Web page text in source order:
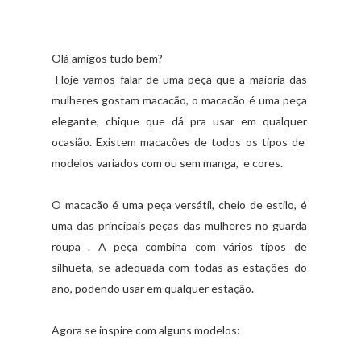
Olá amigos tudo bem?
Hoje vamos falar de uma peça que a maioria das
mulheres gostam macacão, o macacão é uma peça
elegante, chique que dá pra usar em qualquer
ocasião. Existem macacões de todos os tipos de
modelos variados com ou sem manga, e cores.
O macacão é uma peça versátil, cheio de estilo, é
uma das principais peças das mulheres no guarda
roupa . A peça combina com vários tipos de
silhueta, se adequada com todas as estações do
ano, podendo usar em qualquer estação.
Agora se inspire com alguns modelos: